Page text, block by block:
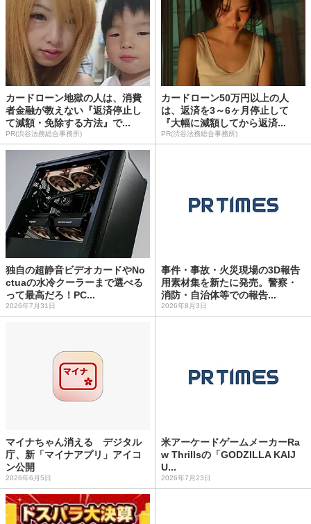
カードローン地獄の人は、消費
者金融が教えない『返済停止し
て減額・免除する方法』で...
PR(渋谷法務総合事務所)
カードローン50万円以上の人
は、返済を3～6ヶ月停止して
『大幅に減額してから返済...
PR(渋谷法務総合事務所)
独自の超静音ビデオカードやNo
ctuaの水冷クーラーまで選べる
って最高だろ！PC...
2026年7月31日
事件・事故・火災現場の3D報告
用素材集を新たに発売。警察・
消防・自治体等での報告...
2026年8月3日
マイナちゃん消える デジタル
庁、新「マイナアプリ」アイコ
ン公開
2026年6月5日
米アーケードゲームメーカーRa
w Thrillsの「GODZILLA KAIJ
U...
2026年7月23日